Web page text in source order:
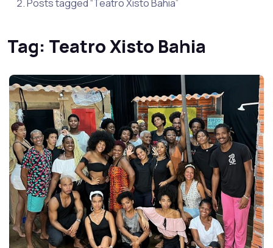
Posts tagged “Teatro Xisto Bahia”
Tag: Teatro Xisto Bahia